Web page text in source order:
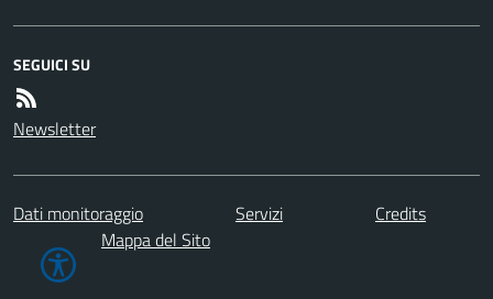
SEGUICI SU
Newsletter
Dati monitoraggio Servizi
Credits
Mappa del Sito